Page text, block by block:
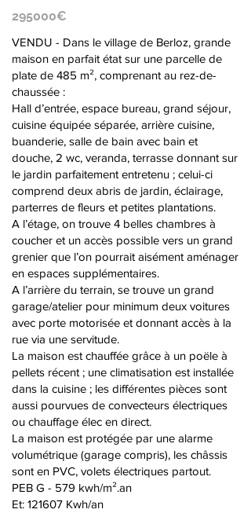
+32 19 32 29 26
295000€
VENDU - Dans le village de Berloz, grande
maison en parfait état sur une parcelle de
plate de 485 m², comprenant au rez-de-
chaussée :
Hall d’entrée, espace bureau, grand séjour,
cuisine équipée séparée, arrière cuisine,
buanderie, salle de bain avec bain et
douche, 2 wc, veranda, terrasse donnant sur
le jardin parfaitement entretenu ; celui-ci
comprend deux abris de jardin, éclairage,
parterres de fleurs et petites plantations.
A l’étage, on trouve 4 belles chambres à
coucher et un accès possible vers un grand
grenier que l’on pourrait aisément aménager
en espaces supplémentaires.
A l’arrière du terrain, se trouve un grand
garage/atelier pour minimum deux voitures
avec porte motorisée et donnant accès à la
rue via une servitude.
La maison est chauffée grâce à un poële à
pellets récent ; une climatisation est installée
dans la cuisine ; les différentes pièces sont
aussi pourvues de convecteurs électriques
ou chauffage élec en direct.
La maison est protégée par une alarme
volumétrique (garage compris), les châssis
sont en PVC, volets électriques partout.
PEB G - 579 kwh/m².an
Et: 121607 Kwh/an